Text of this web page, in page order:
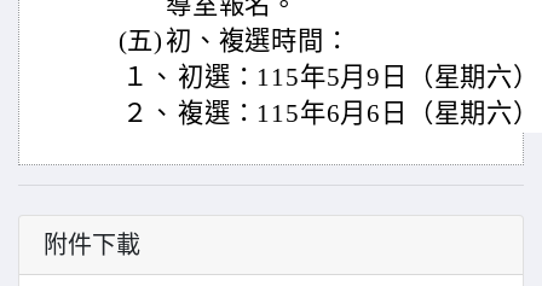
(五) 初、複選時間：
１、 初選：115年5月9日（星期六
２、 複選：115年6月6日（星期六
附件下載